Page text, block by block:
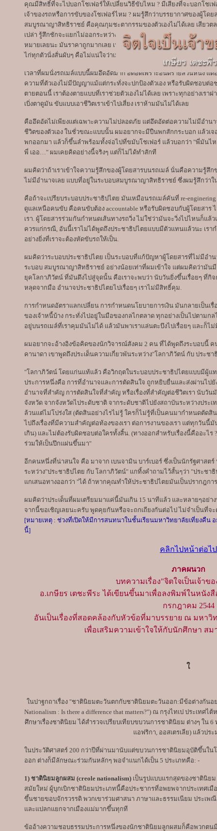
คุณมีสิทธิ์ที่จะไปบอกโชเฟอร์ให้เปลี่ยนวิธีขับไหม ? มีเสียงที่จะบอกโชเฟ
เจ้าของรถหรือการขับของโชเฟอร์ไหม ? ผมรู้สึกว่าบรรยากาศของผู้โ
สมบูรณาญาสิทธิราชย์ คือคุณกุมชะตากรรมของตัวเองไม่ได้เลย เสียว
เปล่า รู้สึกชักจะแยกไม่ออกระหว่างรถส่งผู้โดยสารกับรถขนสัตว์ที่ไปส่ง
หมายเลยนะ มันราคาถูกมากเลย เหมือนกับหมูหมากาไก่ หรือเหมือนไก่
ไก่ทุกตัวนั่งสั่นผับๆ คือไม่แน่ใจว่าเมื่อไหร่รถเมล์มันจะคว่ำ แล้วเราจะต
เวลาที่ผมนั่งรถเมล์แบบนี้ผมอึดอัดมาก อึดอัดเพราะอันตรายส่วนหนึ่ง แ
ความที่ตัวเองไม่มีปัญญาแม้แต่กระทั่งจะปกป้องตัวเอง หรือรับผิดชอบต่อ
ตายตอนนี้ เราต้องตายแบบที่เราช่วยตัวเองไม่ได้เลย เพราะทุกอย่างเร
เบิ่งตาดูมัน ขับแบบเอาชีวิตเราเข้าไปเสี่ยง เราห้ามมันไม่ได้เลย
คืออึดอัดไม่เพียงแต่เฉพาะความไม่ปลอดภัย แต่อึดอัดต่อความไม่มีอำน
ชีวิตของตัวเอง ในชั่วขณะแบบนั้น ผมอยากจะมีปืนพกสักกระบอก แล้วเ
พกออกมา แล้วก็ขึ้นลำพร้อมทั้งจ่อไปที่ขมับโชเฟอร์ แล้วบอกว่า "พี่มันไ
พี่ เออ…" ผมเคยคิดอย่างนี้จริงๆ แต่ก็ไม่ได้ทำสักที
ผมคิดว่าถ้าเราเข้าใจความรู้สึกของผู้โดยสารบนรถเมล์ นั่นคือความรู้สึ
ไม่มีอำนาจเลย แบบที่อยู่ในระบอบสมบูรณาญาสิทธิราชย์ ซึ่งผมรู้สึกว่า
คือถ้าจะเปรียบระบอบประชาธิปไตย มันเหมือนรถเมล์คันที่ re-
ดูแลเหนือคนขับ คือคนขับต้อง accountable หรือรับผิดชอบกับผู้โดยสาร
เรา. ผู้โดยสารร่วมกันกำหนดเส้นทางรถวิ่ง ไม่ใช่ว่ามันจะวิ่งไปไหนก็แ
ควรแก่กรณี, อันนี้เราไม่ได้พูดถึงประชาธิปไตยแบบมีตัวแทนแล้วนะ เรา
อย่างยิ่งที่เราจะต้องหัดขับรถให้เป็น.
ผมคิดว่าระบอบประชาธิปไตย เป็นระบอบที่แก้ปัญหาผู้โดยสารที่ไม่มีอำ
ระบอบ สมบูรณาญาสิทธิราชย์ อย่างน้อยเท่าที่ผมเข้าใจ แต่ผมคิดว่ามัน
ยุคโลกาภิวัตน์ ที่มันดึงไปสู่จุดนั้น คือเราจะพบว่า นับวันยิ่งขึ้นเรื่อยๆ ที่กิจ
หลุดจากมือ อำนาจประชาธิปไตยไปเรื่อยๆ เราไม่มีสิทธิ์คุม.
การกำหนดอัตราแลกเปลี่ยน การกำหนดนโยบายการเงิน มันกลายเป็นเ
ของเจ้าหนี้บ้าง กระทั่งไปอยู่ในมือของกลไกตลาด ทุกอย่างเป็นไปตามก
อยู่บนรถเมล์ที่เราคุมมันไม่ได้ แล้วมันพาเราแล่นตะบึงไปเรื่อยๆ และก็
ผมอยากจะอ้างอิงข้อคิดของนักวิจารณ์สังคม 2 คน ที่ได้พูดถึงระบอบนี้
คานาดา เขาพูดถึงประเด็นความเกี่ยวพันระหว่าง"โลกาภิวัตน์ กับ ประช
"โลกาภิวัตน์ โดยแก่นแท้แล้ว คือวิกฤตในระบอบประชาธิปไตยแบบมีผู้แ
ประการหนึ่งคือ การที่อำนาจและการตัดสินใจ ถูกหยิบยื่นและส่งผ่านไป
อำนาจที่สำคัญ การตัดสินใจที่สำคัญ หรือเรื่องที่สำคัญต่อชีวิตเรา นับวัน
จังหวัด จากจังหวัดไประดับชาติ จากระดับชาติไปยังสถาบันระหว่างประเ
ล้วนแต่ไม่โปร่งใส (ตัดสินอย่างไรไม่รู้ ใครก็ไม่รู้ที่เป็นคนมากำหนดตัดสิ
ไปถึงเรื่องที่มีความสำคัญต่อท้องของเรา ต่อการงานของเรา แต่ทุกวันนี้
เกิน) และไม่ต้องรับผิดชอบต่อใครทั้งสิ้น. (ทางออกสำหรับเรื่องนี้คืออะไร
ร่วมให้เป็นปึกแผ่นขึ้นมา"
อีกคนหนึ่งที่น่าสนใจ คือ มาจาก เบนจามิน บาร์เบอร์ ซึ่งเป็นนักรัฐศาสต
ระหว่าง"ประชาธิปไตย กับ โลกาภิวัตน์" แกทิ้งคำถามไว้สั้นๆว่า "ประชา
แกเสนอทางออกว่า "ได้ ถ้าหากคุณทำให้ประชาธิปไตยมันเป็นปรากฎกา
ผมคิดว่าประเด็นที่ผมเตรียมมาแค่นี้มันเกิน 15 นาทีแล้ว และหลายๆอย่า
จากนี้ขอเชิญเลยนะครับ พูดคุยกันหรือจะถกเถียงกันต่อไป ไม่จำเป็นที่จ
[หมายเหตุ : ช่วงที่เปิดให้มีการสนทนาในชั้นเรียนมหาวิทยาลัยเที่ยงคืน
นี้]
คลิกไปหน้าต่อไป
ภาคผนวก
บทความเรื่อง"จิตใจเป็นเจ้าข
อ.เกษียร เตชะพีระ ได้เขียนขึ้นมาเพื่อลงพิมพ์ในหนั
กรกฎาคม 2544
อันเป็นเรื่องที่สอดคล้องกับหัวข้อที่มาบรรยาย ณ มหาวิ
เพื่อเสริมความเข้าใจให้กับนักศึกษา ส
ใ
ในปาฐกถาเรื่อง "ชาตินิยมตะวันตกกับชาตินิยมตะวันออก:มีข้อต่างกันอย่
Nationalism : Is there a difference that matters?") ณ กรุงไทเป ประเท
ศึกษาเรื่องชาตินิยม ได้สำรวจเปรียบเทียบขบวนการชาตินิยม ต่างๆ ใน 6
แอฟริกา, ออสเตรเลีย) แล้วปร
ในประวัติศาสตร์ 200 กว่าปีที่ผ่านมานับแต่ขบวนการชาตินิยมอุบัติขึ้นใ
ออก ต่างก็มีลักษณะร่วมกันหลักๆ พอจำแนกได้เป็น 5 ประเภทคือ: -
1) ชาตินิยมลูกผสม (creole nationalism) เป็นรูปแบบแรกสุดของชาตินิย
สมัยใหม่ ผู้บุกเบิกชาตินิยมประเภทนี้คือประชากรที่อพยพจากประเทศเมื
ขึ้นชายขอบจักรวรรดิ พวกเขาร่วมศาสนา ภาษาและธรรมเนียม ประเพ
และแปลกแยกจากเมืองแม่มากขึ้นทุกที
ข้ออ้างความชอบธรรมประการหนึ่งของนักชาตินิยมลูกผสมก็คือพวกตนมี